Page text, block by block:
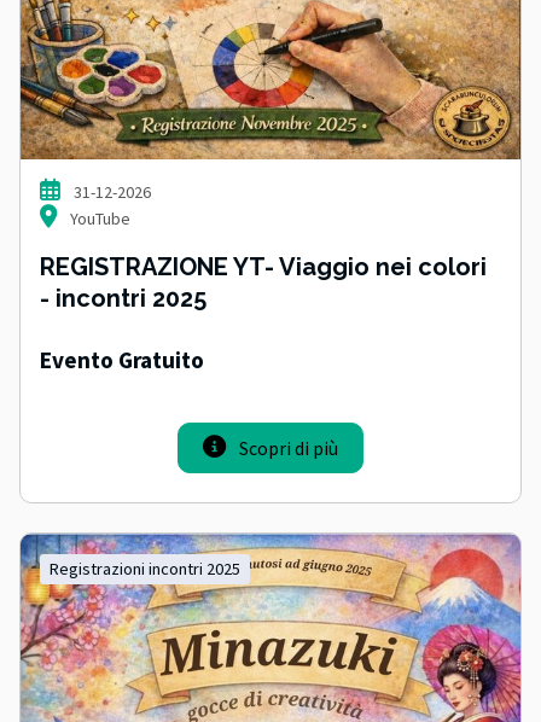
31-12-2026
YouTube
REGISTRAZIONE YT- Viaggio nei colori
- incontri 2025
Evento Gratuito
Scopri di più
registrazioni incontri 2025